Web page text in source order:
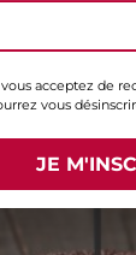
AUSSI
vous acceptez de
vous